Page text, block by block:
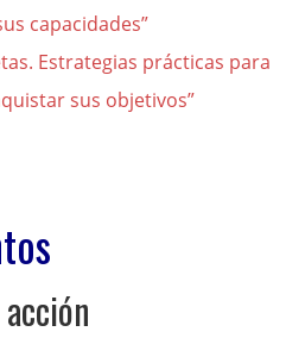
capacidades”
Estrategias prácticas para
sus objetivos”